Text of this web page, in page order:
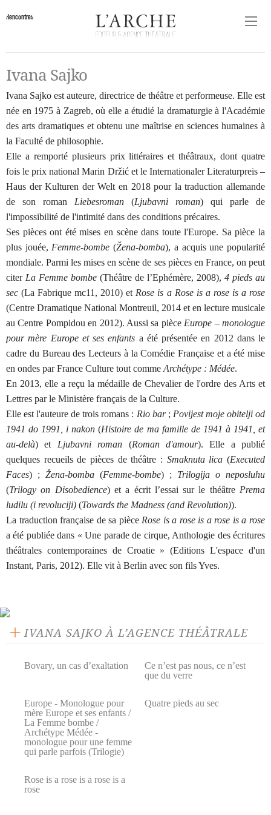
Rencontres
Ivana Sajko
Ivana Sajko est auteure, directrice de théâtre et performeuse. Elle est
née en 1975 à Zagreb, où elle a étudié la dramaturgie à l'Académie
des arts dramatiques et obtenu une maîtrise en sciences humaines à
la Faculté de philosophie.
Elle a remporté plusieurs prix littéraires et théâtraux, dont quatre
fois le prix national Marin Držić et le Internationaler Literaturpreis –
Haus der Kulturen der Welt en 2018 pour la traduction allemande
de son roman Liebesroman (Ljubavni roman) qui parle de
l'impossibilité de l'intimité dans des conditions précaires.
Ses pièces ont été mises en scène dans toute l'Europe. Sa pièce la
plus jouée, Femme-bombe (Žena-bomba), a acquis une popularité
mondiale. Parmi les mises en scène de ses pièces en France, on peut
citer La Femme bombe (Théâtre de l’Ephémère, 2008), 4 pieds au
sec (La Fabrique mc11, 2010) et Rose is a Rose is a rose is a rose
(Centre Dramatique National Montreuil, 2014 et en lecture musicale
au Centre Pompidou en 2012). Aussi sa pièce Europe – monologue
pour mère Europe et ses enfants a été présentée en 2012 dans le
cadre du Bureau des Lecteurs à la Comédie Française et a été mise
en ondes par France Culture tout comme Archétype : Médée.
En 2013, elle a reçu la médaille de Chevalier de l'ordre des Arts et
Lettres par le Ministère français de la Culture.
Elle est l'auteure de trois romans : Rio bar; Povijest moje obitelji od
1941 do 1991, i nakon (Histoire de ma famille de 1941 à 1941, et
au-delà) et Ljubavni roman (Roman d'amour). Elle a publié
quelques recueils de pièces de théâtre : Smaknuta lica (Executed
Faces) ; Žena-bomba (Femme-bombe) ; Trilogija o neposluhu
(Trilogy on Disobedience) et a écrit l’essai sur le théâtre Prema
ludilu (i revoluciji) (Towards the Madness (and Revolution)).
La traduction française de sa pièce Rose is a rose is a rose is a rose
a été publiée dans « Une parade de cirque, Anthologie des écritures
théâtrales contemporaines de Croatie » (Editions L'espace d'un
Instant, Paris, 2012). Elle vit à Berlin avec son fils Yves.
IVANA SAJKO À L’AGENCE THÉÂTRALE
Bovary, un cas d’exaltation
Ce n’est pas nous, ce n’est
que du verre
Europe - Monologue pour
mère Europe et ses enfants /
La Femme bombe /
Archétype Médée -
monologue pour une femme
qui parle parfois (Trilogie)
Quatre pieds au sec
Rose is a rose is a rose is a
rose